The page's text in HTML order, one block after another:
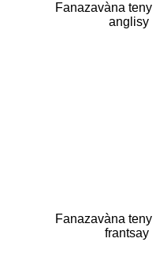
Fanazavàna teny
anglisy
Fanazavàna teny
frantsay